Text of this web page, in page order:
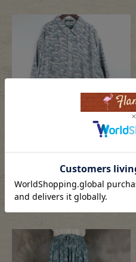
8,580税込
在庫切れ